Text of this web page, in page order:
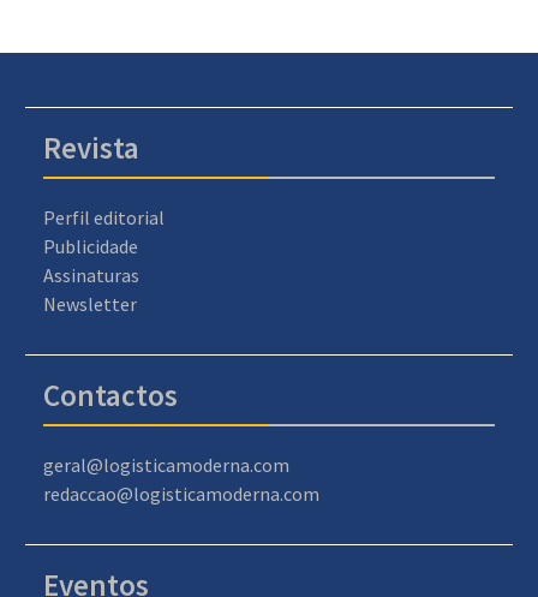
Revista
Perfil editorial
Publicidade
Assinaturas
Newsletter
Contactos
geral@logisticamoderna.com
redaccao@logisticamoderna.com
Eventos